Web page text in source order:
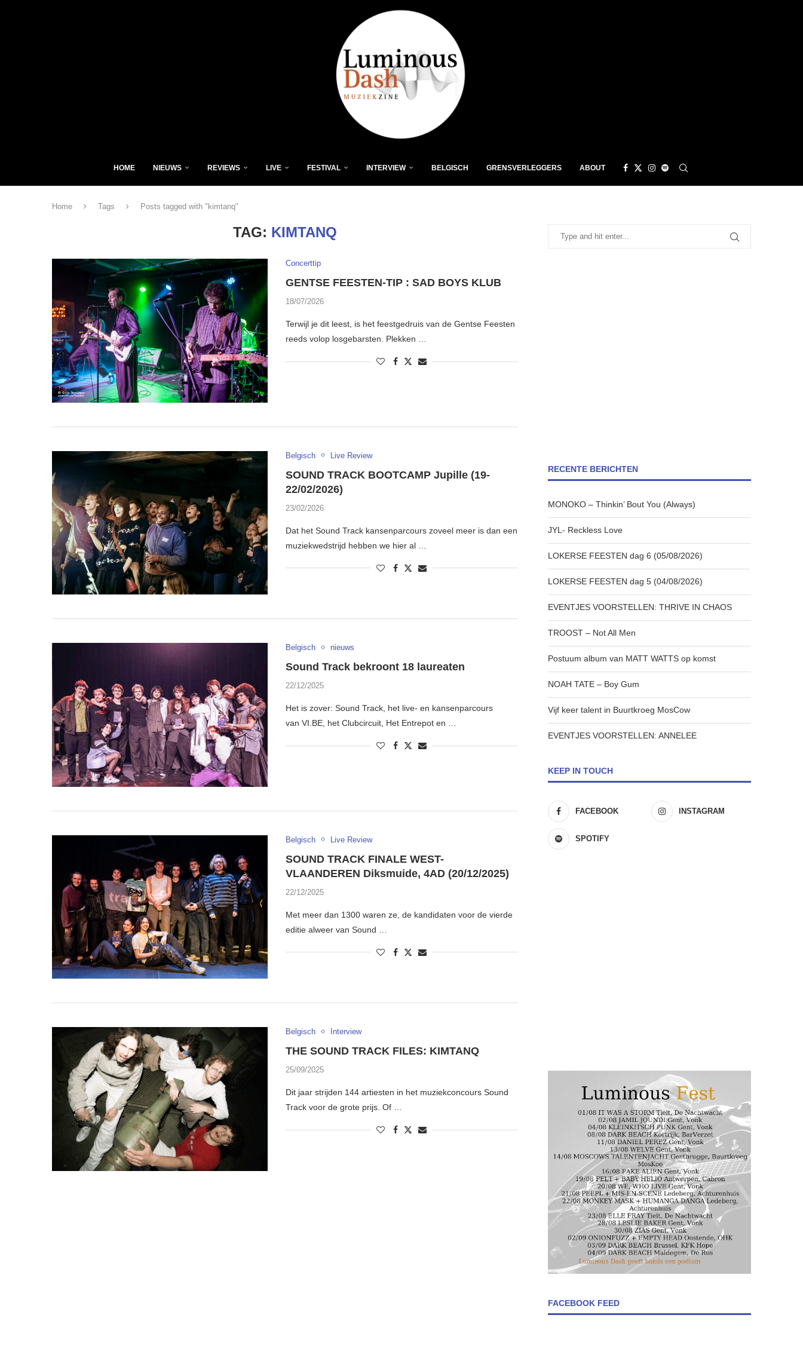
HOME NIEUWS REVIEWS LIVE FESTIVAL INTERVIEW BELGISCH GRENSVERLEGGERS ABOUT
Home Tags Posts tagged with "kimtanq"
TAG: KIMTANQ
Concerttip
GENTSE FEESTEN-TIP : SAD BOYS KLUB
18/07/2026
Terwijl je dit leest, is het feestgedruis van de Gentse Feesten
reeds volop losgebarsten. Plekken …
Belgisch Live Review
SOUND TRACK BOOTCAMP Jupille (19-
22/02/2026)
23/02/2026
Dat het Sound Track kansenparcours zoveel meer is dan een
muziekwedstrijd hebben we hier al …
Belgisch nieuws
Sound Track bekroont 18 laureaten
22/12/2025
Het is zover: Sound Track, het live- en kansenparcours
van VI.BE, het Clubcircuit, Het Entrepot en …
Belgisch Live Review
SOUND TRACK FINALE WEST-
VLAANDEREN Diksmuide, 4AD (20/12/2025)
22/12/2025
Met meer dan 1300 waren ze, de kandidaten voor de vierde
editie alweer van Sound …
Belgisch Interview
THE SOUND TRACK FILES: KIMTANQ
25/09/2025
Dit jaar strijden 144 artiesten in het muziekconcours Sound
Track voor de grote prijs. Of …
RECENTE BERICHTEN
MONOKO – Thinkin’ Bout You (Always)
JYL- Reckless Love
LOKERSE FEESTEN dag 6 (05/08/2026)
LOKERSE FEESTEN dag 5 (04/08/2026)
EVENTJES VOORSTELLEN: THRIVE IN CHAOS
TROOST – Not All Men
Postuum album van MATT WATTS op komst
NOAH TATE – Boy Gum
Vijf keer talent in Buurtkroeg MosCow
EVENTJES VOORSTELLEN: ANNELEE
KEEP IN TOUCH
FACEBOOK INSTAGRAM
SPOTIFY
FACEBOOK FEED